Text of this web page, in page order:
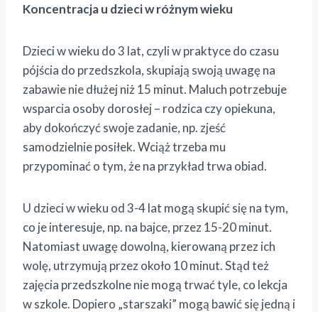
Koncentracja u dzieci w różnym wieku
Dzieci w wieku do 3 lat, czyli w praktyce do czasu
pójścia do przedszkola, skupiają swoją uwagę na
zabawie nie dłużej niż 15 minut. Maluch potrzebuje
wsparcia osoby dorosłej – rodzica czy opiekuna,
aby dokończyć swoje zadanie, np. zjeść
samodzielnie posiłek. Wciąż trzeba mu
przypominać o tym, że na przykład trwa obiad.
U dzieci w wieku od 3-4 lat mogą skupić się na tym,
co je interesuje, np. na bajce, przez 15-20 minut.
Natomiast uwagę dowolną, kierowaną przez ich
wolę, utrzymują przez około 10 minut. Stąd też
zajęcia przedszkolne nie mogą trwać tyle, co lekcja
w szkole. Dopiero „starszaki” mogą bawić się jedną i